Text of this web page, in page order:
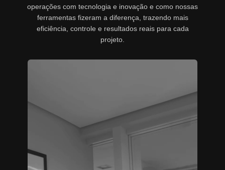
operações com tecnologia e inovação e como nossas
ferramentas fizeram a diferença, trazendo mais
eficiência, controle e resultados reais para cada
projeto.